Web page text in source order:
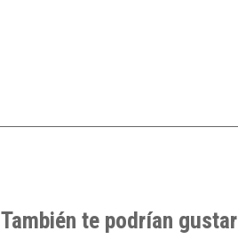
También te podrían gustar